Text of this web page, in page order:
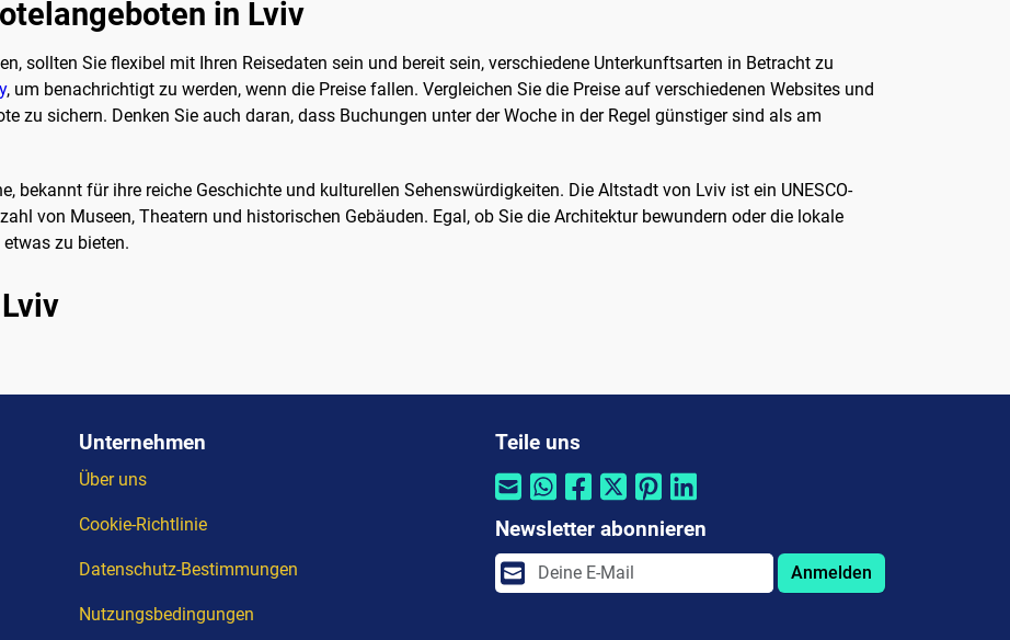
in Lviv
sollten Sie flexibel mit Ihren Reisedaten sein und bereit sein, verschiedene Unterkunftsarten in Betracht zu
, um benachrichtigt zu werden, wenn die Preise fallen. Vergleichen Sie die Preise auf verschiedenen Websites und
zu sichern. Denken Sie auch daran, dass Buchungen unter der Woche in der Regel günstiger sind als am
bekannt für ihre reiche Geschichte und kulturellen Sehenswürdigkeiten. Die Altstadt von Lviv ist ein UNESCO-
von Museen, Theatern und historischen Gebäuden. Egal, ob Sie die Architektur bewundern oder die lokale
zu bieten.
Unternehmen
Über uns
Cookie-Richtlinie
Datenschutz-Bestimmungen
Nutzungsbedingungen
Teile uns
Newsletter abonnieren
Anmelden